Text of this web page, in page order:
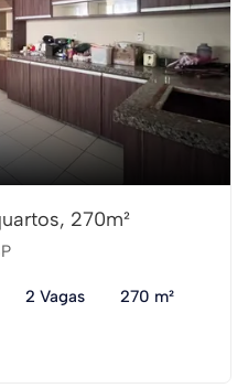
270m²
2 Vagas 270 m²